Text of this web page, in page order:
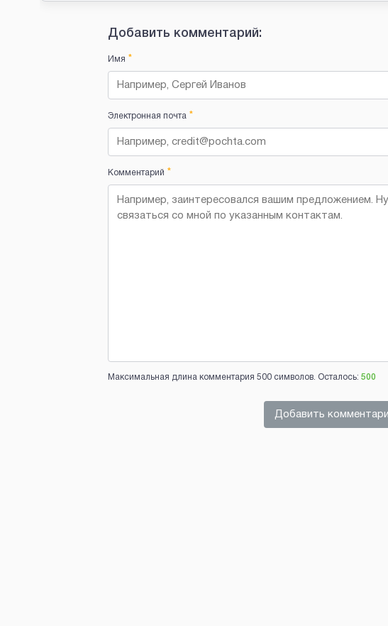
Добавить комментарий:
Имя *
Электронная почта*
Комментарий *
Максимальная длина комментария 500 символов. Осталось: 500
Добавить